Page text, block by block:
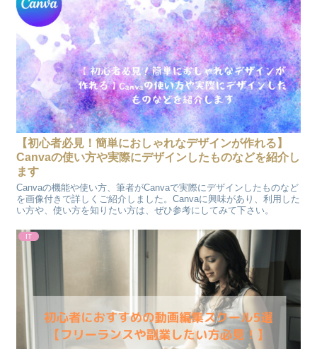
【初心者必見！簡単におしゃれなデザインが作れる】
Canvaの使い方や実際にデザインしたものなどを紹介し
ます
Canvaの機能や使い方、筆者がCanvaで実際にデザインしたものなど
を画像付きで詳しくご紹介しました。Canvaに興味があり、利用した
い方や、使い方を知りたい方は、ぜひ参考にしてみて下さい。
IT